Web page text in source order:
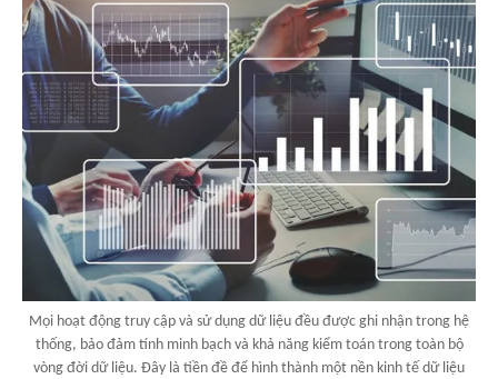
Mọi hoạt động truy cập và sử dụng dữ liệu đều được ghi nhận trong hệ
thống, bảo đảm tính minh bạch và khả năng kiểm toán trong toàn bộ
vòng đời dữ liệu. Đây là tiền đề để hình thành một nền kinh tế dữ liệu